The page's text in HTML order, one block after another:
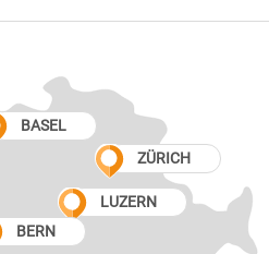
BASEL
ZÜRICH
LUZERN
BERN